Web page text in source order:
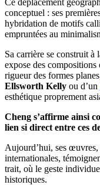
conceptuel : ses
hybridation de motifs
empruntées au
Sa carrière se construit à
expose des compositions
rigueur des formes
Ellsworth Kelly ou d’un
esthétique proprement
Cheng s’affirme ainsi
lien si direct entre ces
Aujourd’hui, ses œuvres,
internationales,
trait, où le geste
historiques.